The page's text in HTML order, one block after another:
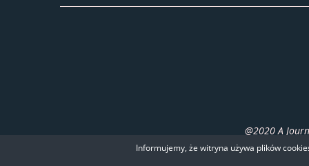
@2020 A
Informujemy, że witryna używa plików